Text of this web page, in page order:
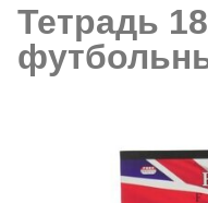
Тетрадь